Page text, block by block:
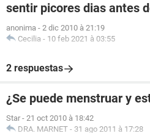
sentir picores dias antes
anonima - 2 dic 2010 à 21:19
Cecilia - 10 feb 2021 à 03:55
2 respuestas
¿Se puede menstruar y
Star - 21 oct 2010 à 18:42
DRA. MARNET - 31 ago 2011 à 17:28